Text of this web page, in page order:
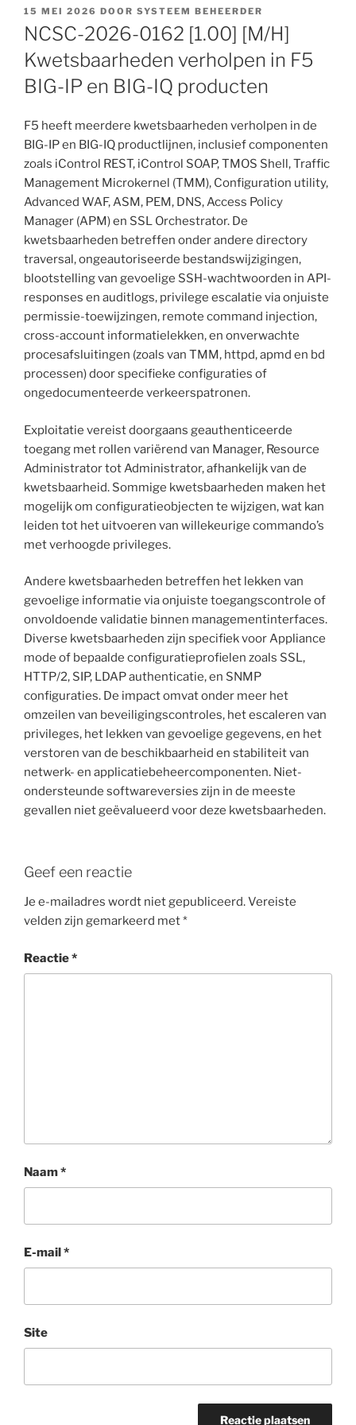
GEPLAATST
OP
15 MEI 2026 DOOR SYSTEEM BEHEERDER
NCSC-2026-0162 [1.00] [M/H]
Kwetsbaarheden verholpen in F5
BIG-IP en BIG-IQ producten
F5 heeft meerdere kwetsbaarheden verholpen in de
BIG-IP en BIG-IQ productlijnen, inclusief componenten
zoals iControl REST, iControl SOAP, TMOS Shell, Traffic
Management Microkernel (TMM), Configuration utility,
Advanced WAF, ASM, PEM, DNS, Access Policy
Manager (APM) en SSL Orchestrator. De
kwetsbaarheden betreffen onder andere directory
traversal, ongeautoriseerde bestandswijzigingen,
blootstelling van gevoelige SSH-wachtwoorden in API-
responses en auditlogs, privilege escalatie via onjuiste
permissie-toewijzingen, remote command injection,
cross-account informatielekken, en onverwachte
procesafsluitingen (zoals van TMM, httpd, apmd en bd
processen) door specifieke configuraties of
ongedocumenteerde verkeerspatronen.
Exploitatie vereist doorgaans geauthenticeerde
toegang met rollen variërend van Manager, Resource
Administrator tot Administrator, afhankelijk van de
kwetsbaarheid. Sommige kwetsbaarheden maken het
mogelijk om configuratieobjecten te wijzigen, wat kan
leiden tot het uitvoeren van willekeurige commando’s
met verhoogde privileges.
Andere kwetsbaarheden betreffen het lekken van
gevoelige informatie via onjuiste toegangscontrole of
onvoldoende validatie binnen managementinterfaces.
Diverse kwetsbaarheden zijn specifiek voor Appliance
mode of bepaalde configuratieprofielen zoals SSL,
HTTP/2, SIP, LDAP authenticatie, en SNMP
configuraties. De impact omvat onder meer het
omzeilen van beveiligingscontroles, het escaleren van
privileges, het lekken van gevoelige gegevens, en het
verstoren van de beschikbaarheid en stabiliteit van
netwerk- en applicatiebeheercomponenten. Niet-
ondersteunde softwareversies zijn in de meeste
gevallen niet geëvalueerd voor deze kwetsbaarheden.
Geef een reactie
Je e-mailadres wordt niet gepubliceerd.Vereiste
velden zijn gemarkeerd met*
Reactie*
Naam*
E-mail*
Site